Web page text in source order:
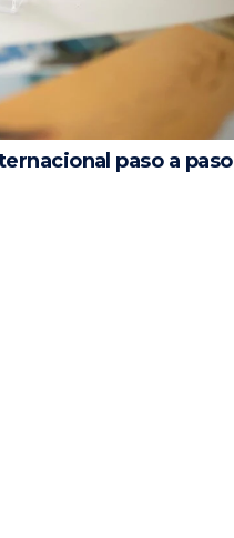
paso a paso